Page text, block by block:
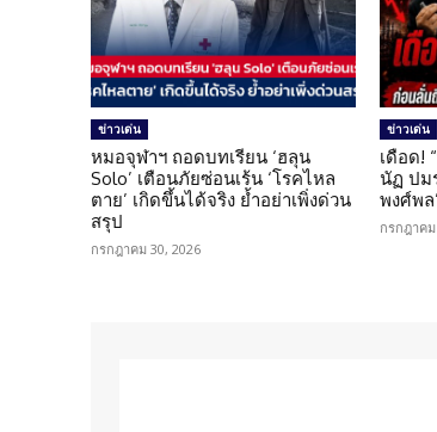
ข่าวเด่น
หมอจุฬาฯ ถอดบทเรียน ‘ฮลุน
Solo’ เตือนภัยซ่อนเร้น ‘โรคไหล
ตาย’ เกิดขึ้นได้จริง ย้ำอย่าเพิ่งด่วน
สรุป
กรกฎาคม 30, 2026
ข่าวเด่น
เดือด!
นัฏ ปม
พงศ์พล
กรกฎาค